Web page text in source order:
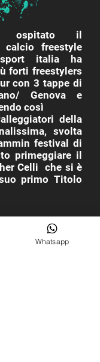
ospitato il
freestyle
italia ha
forti freestylers
con 3 tappe di
Genova e
così
della
svolta
festival di
primeggiare il
Celli che si è
primo Titolo
Whatsapp